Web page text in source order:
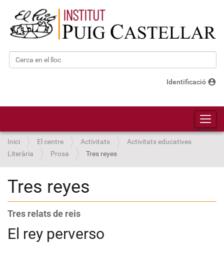
Cerca
Identificació account_circle
Inici El centre Activitats
Activitats educatives
Literària
Prosa Tres reyes
Tres reyes
Tres relats de reis
El rey perverso